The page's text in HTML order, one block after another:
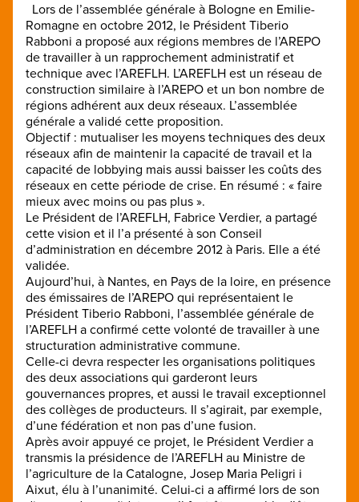
Lors de l’assemblée générale à Bologne en Emilie-
Romagne en octobre 2012, le Président Tiberio
Rabboni a proposé aux régions membres de l’AREPO
de travailler à un rapprochement administratif et
technique avec l’AREFLH. L’AREFLH est un réseau de
construction similaire à l’AREPO et un bon nombre de
régions adhérent aux deux réseaux. L’assemblée
générale a validé cette proposition.
Objectif : mutualiser les moyens techniques des deux
réseaux afin de maintenir la capacité de travail et la
capacité de lobbying mais aussi baisser les coûts des
réseaux en cette période de crise. En résumé : « faire
mieux avec moins ou pas plus ».
Le Président de l’AREFLH, Fabrice Verdier, a partagé
cette vision et il l’a présenté à son Conseil
d’administration en décembre 2012 à Paris. Elle a été
validée.
Aujourd’hui, à Nantes, en Pays de la loire, en présence
des émissaires de l’AREPO qui représentaient le
Président Tiberio Rabboni, l’assemblée générale de
l’AREFLH a confirmé cette volonté de travailler à une
structuration administrative commune.
Celle-ci devra respecter les organisations politiques
des deux associations qui garderont leurs
gouvernances propres, et aussi le travail exceptionnel
des collèges de producteurs. Il s’agirait, par exemple,
d’une fédération et non pas d’une fusion.
Après avoir appuyé ce projet, le Président Verdier a
transmis la présidence de l’AREFLH au Ministre de
l’agriculture de la Catalogne, Josep Maria Peligri i
Aixut, élu à l’unanimité. Celui-ci a affirmé lors de son